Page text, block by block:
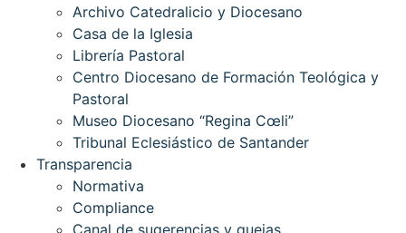
Archivo Catedralicio y Diocesano
Casa de la Iglesia
Librería Pastoral
Centro Diocesano de Formación Teológica y
Pastoral
Museo Diocesano “Regina Cœli”
Tribunal Eclesiástico de Santander
Transparencia
Normativa
Compliance
Canal de sugerencias y quejas